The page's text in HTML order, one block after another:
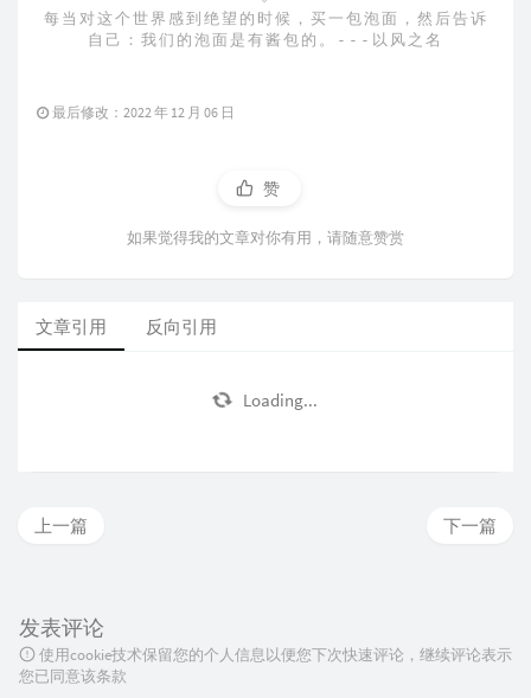
每当对这个世界感到绝望的时候，买一包泡面，然后告诉
自己：我们的泡面是有酱包的。---以风之名
最后修改：2022 年 12 月 06 日
赞
如果觉得我的文章对你有用，请随意赞赏
文章引用 反向引用
Loading...
下一篇
上一篇
发表评论
使用cookie技术保留您的个人信息以便您下次快速评论，继续评论表示
您已同意该条款